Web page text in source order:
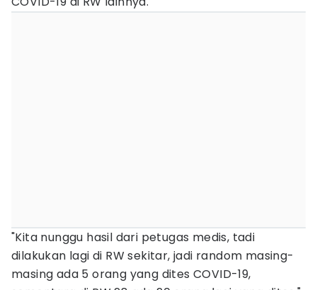
"Kita nunggu hasil dari petugas medis, tadi
dilakukan lagi di RW sekitar, jadi random masing-
masing ada 5 orang yang dites COVID-19,